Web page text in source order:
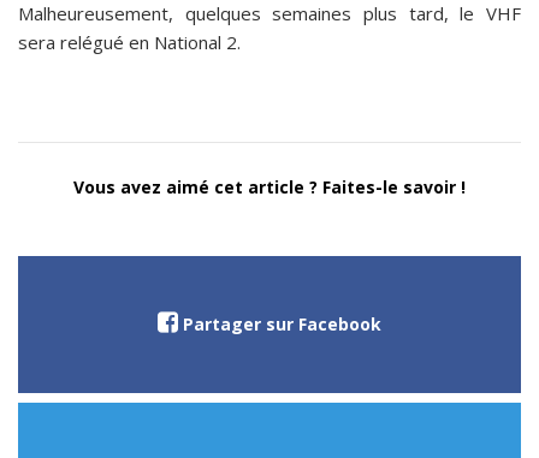
Malheureusement, quelques semaines plus tard, le VHF
sera relégué en National 2.
Vous avez aimé cet article ? Faites-le savoir !
Partager sur Facebook